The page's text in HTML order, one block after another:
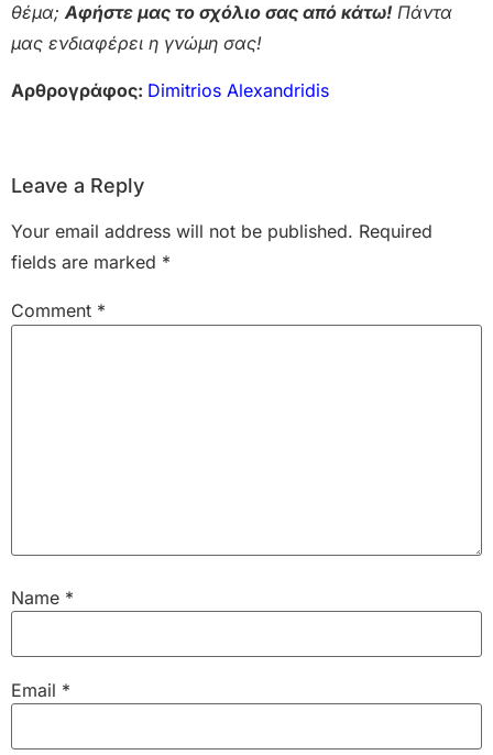
θέμα;Αφήστε μας το σχόλιο σας από κάτω! Πάντα
μας ενδιαφέρει η γνώμη σας!
Αρθρογράφος: Dimitrios Alexandridis
Leave a Reply
Your email address will not be published. Required
fields are marked *
Comment *
Name *
Email *